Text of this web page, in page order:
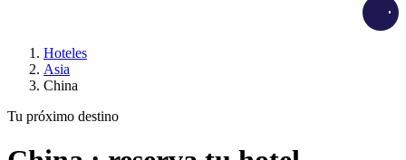
Hoteles
Asia
China
Tu próximo destino